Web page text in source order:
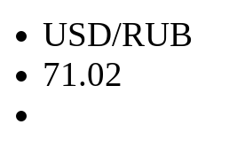
USD/RUB
71.02